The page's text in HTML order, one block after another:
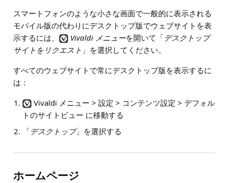
スマートフォンのような小さな画面で一般的に表示される
モバイル版の代わりにデスクトップ版でウェブサイトを表
示するには、
Vivaldi メニューを開いて「デスクトップ
サイトをリクエスト 」を選択してください。
すべてのウェブサイトで常にデスクトップ版を表示するに
は：
Vivaldi メニュー > 設定 > コンテンツ設定 > デフォル
トのサイトビュー に移動する
「デスクトップ」を選択する
ホームページ